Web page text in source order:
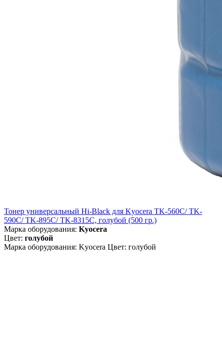
Тонер универсальный Hi-Black для Kyocera TK-560C/ TK-
590C/ TK-895C/ TK-8315C, голубой (500 гр.)
Марка оборудования: Kyocera
Цвет: голубой
Марка оборудования: Kyocera Цвет: голубой